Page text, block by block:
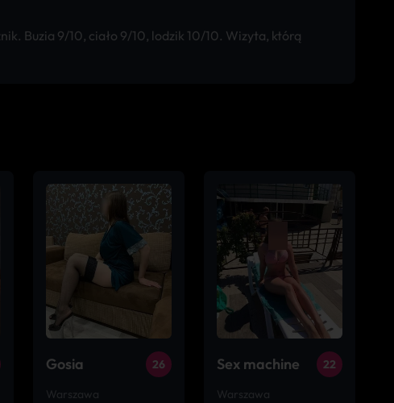
Buzia 9/10, ciało 9/10, lodzik 10/10. Wizyta, którą
Gosia 26
Warszawa
Sex machine 22
Warszawa